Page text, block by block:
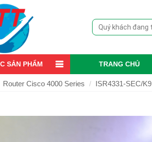
SẢN PHẨM TRANG CHỦ
Router Cisco 4000 Series ISR4331-SEC/K9